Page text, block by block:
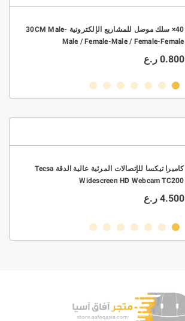
40× سلك موصل للمشاريع الإلكترونية 30CM Male-
Male / Female-Male / Female-Female
0.800 ر.ع
كاميرا تيكسا للإتصالات المرئية عالية الدقة Tecsa
Widescreen HD Webcam TC200
4.500 ر.ع